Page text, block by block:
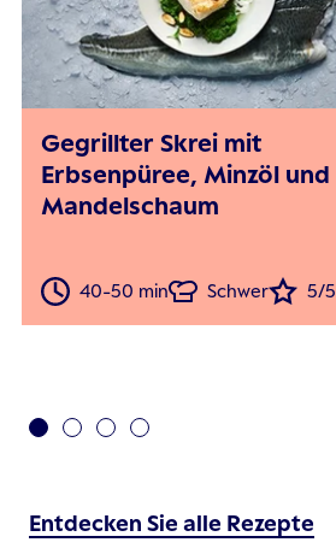
Gegrillter Skrei mit
Erbsenpüree, Minzöl und
Mandelschaum
40-50 min Schwer 5/5
Entdecken Sie alle Rezepte